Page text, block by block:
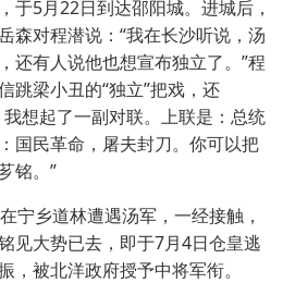
于5月22日到达邵阳城。进城后，
森对程潜说：“我在长沙听说，汤
还有人说他也想宣布独立了。”程
跳梁小丑的“独立”把戏，还
想起了一副对联。上联是：总统
国民革命，屠夫封刀。你可以把
铭。”
乡道林遭遇汤军，一经接触，
见大势已去，即于7月4日仓皇逃
，被北洋政府授予中将军衔。